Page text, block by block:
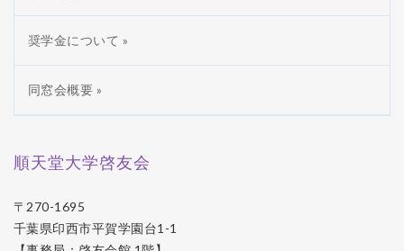
奨学金について »
同窓会概要 »
順天堂大学啓友会
〒270-1695
千葉県印西市平賀学園台1-1